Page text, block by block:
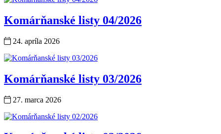
Komárňanské listy 04/2026
24. apríla 2026
Komárňanské listy 03/2026
27. marca 2026